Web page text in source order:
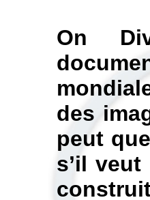
On
des
peut
s’il